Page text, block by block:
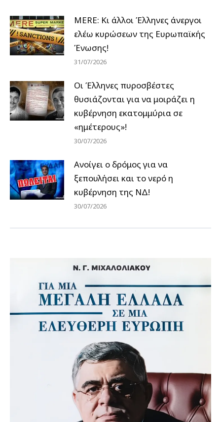
MERE: Κι άλλοι Έλληνες άνεργοι
ελέω κυρώσεων της Ευρωπαϊκής
Ένωσης!
31/07/2026
Οι Έλληνες πυροσβέστες
θυσιάζονται για να μοιράζει η
κυβέρνηση εκατομμύρια σε
«ημέτερους»!
30/07/2026
Ανοίγει ο δρόμος για να
ξεπουλήσει και το νερό η
κυβέρνηση της ΝΔ!
30/07/2026